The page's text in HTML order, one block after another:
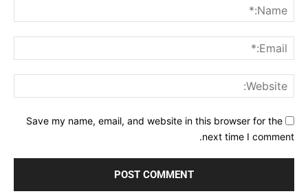
Save my name, email, and website in this browser for the
next time I comment.